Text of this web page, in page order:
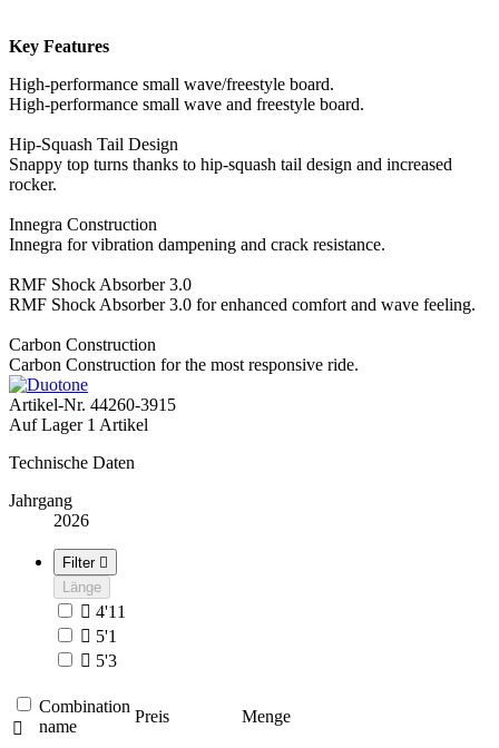
Key Features
High-performance small wave/freestyle board.
High-performance small wave and freestyle board.
Hip-Squash Tail Design
Snappy top turns thanks to hip-squash tail design and increased
rocker.
Innegra Construction
Innegra for vibration dampening and crack resistance.
RMF Shock Absorber 3.0
RMF Shock Absorber 3.0 for enhanced comfort and wave feeling.
Carbon Construction
Carbon Construction for the most responsive ride.
Artikel-Nr. 44260-3915
Auf Lager 1 Artikel
Technische Daten
Jahrgang
2026
Filter 
Länge
 4'11
 5'1
 5'3

Combination
name
Preis Menge